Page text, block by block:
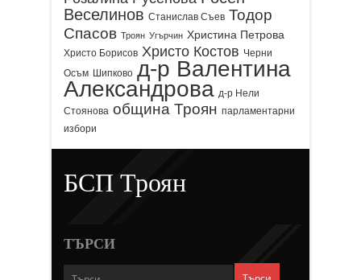
Веселинов Станислав Съев Тодор
Спасов Троян Угърчин Христина Петрова
Христо Борисов Христо Костов Черни
Осъм
Шипково д-р Валентина
Александрова д-р Нели
Стоянова община Троян парламентарни
избори
БСП Троян
ТЪРСИ